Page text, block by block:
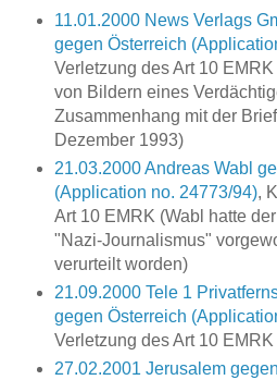
11.01.2000 News Verlags
gegen Österreich
Verletzung des Art 10
von Bildern eines
Zusammenhang mit der
Dezember 1993)
21.03.2000 Andreas Wabl
(Application no. 24773/94),
Art 10 EMRK (Wabl hatte
"Nazi-Journalismus"
verurteilt worden)
21.09.2000 Tele 1
gegen Österreich
Verletzung des Art 10 EMRK
27.02.2001 Jerusalem